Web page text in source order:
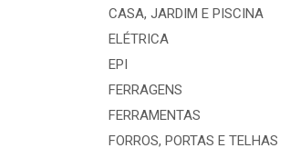
CASA, JARDIM E PISCINA
ELÉTRICA
EPI
FERRAGENS
FERRAMENTAS
FORROS, PORTAS E TELHAS